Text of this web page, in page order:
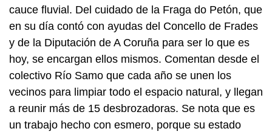
cauce fluvial. Del cuidado de la Fraga do Petón, que
en su día contó con ayudas del Concello de Frades
y de la Diputación de A Coruña para ser lo que es
hoy, se encargan ellos mismos. Comentan desde el
colectivo Río Samo que cada año se unen los
vecinos para limpiar todo el espacio natural, y llegan
a reunir más de 15 desbrozadoras. Se nota que es
un trabajo hecho con esmero, porque su estado